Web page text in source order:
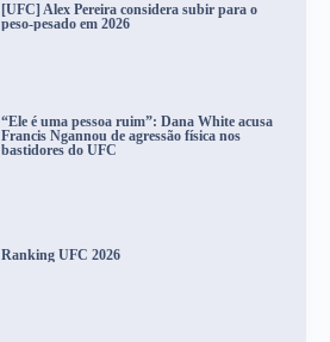
[UFC] Alex Pereira considera subir para o
peso-pesado em 2026
“Ele é uma pessoa ruim”: Dana White acusa
Francis Ngannou de agressão física nos
bastidores do UFC
Ranking UFC 2026